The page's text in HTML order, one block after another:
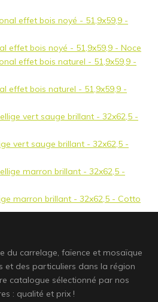
effet bois noyé - 51,9x59,9 - Noce
effet bois naturel - 51,9x59,9 -
vert sauge brillant - 32x62,5 -
marron brillant - 32x62,5 - Cotto
du carrelage, faïence et mosaïque
et des particuliers dans la région
catalogue sélectionné par nos
: qualité et prix !